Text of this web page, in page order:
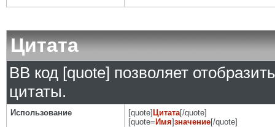
Цитата
BB код [quote] позволяет
цитаты.
Использование [quote] Цитата[/quote]
[quote= Имя]значение[/quote]